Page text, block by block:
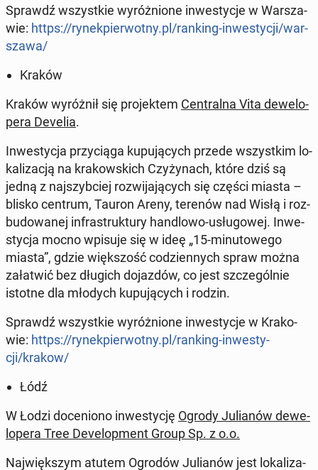
Sprawdź wszyst­kie wy­róż­nio­ne in­we­sty­cje w War­sza­
wie: https://ry­nek­pier­wot­ny.pl/ranking-in­we­sty­cji/war­
sza­wa/
Kraków
Kraków wy­róż­nił się pro­jek­tem Cen­tral­na Vita de­we­lo­
pe­ra Develia.
In­we­sty­cja przy­cią­ga ku­pu­ją­cych przede wszyst­kim lo­
ka­li­za­cją na kra­kow­skich Czy­ży­nach, które dziś są
jedną z naj­szyb­ciej roz­wi­ja­ją­cych się części miasta –
blisko centrum, Tauron Areny, terenów nad Wisłą i roz­
bu­do­wa­nej in­fra­struk­tu­ry han­dlo­wo-usłu­go­wej. In­we­
sty­cja mocno wpisuje się w ideę „15-mi­nu­to­we­go
miasta”, gdzie więk­szość co­dzien­nych spraw można
za­ła­twić bez długich do­jaz­dów, co jest szcze­gól­nie
istotne dla młodych ku­pu­ją­cych i rodzin.
Sprawdź wszyst­kie wy­róż­nio­ne in­we­sty­cje w Kra­ko­
wie: https://ry­nek­pier­wot­ny.pl/ranking-in­we­sty­
cji/krakow/
Łódź
W Łodzi do­ce­nio­no in­we­sty­cję Ogrody Ju­lia­nów de­we­
lo­pe­ra Tree De­ve­lop­ment Group Sp. z o.o.
Naj­więk­szym atutem Ogrodów Ju­lia­nów jest lo­ka­li­za­